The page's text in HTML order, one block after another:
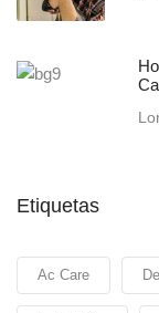
Etiquetas
Ac Care